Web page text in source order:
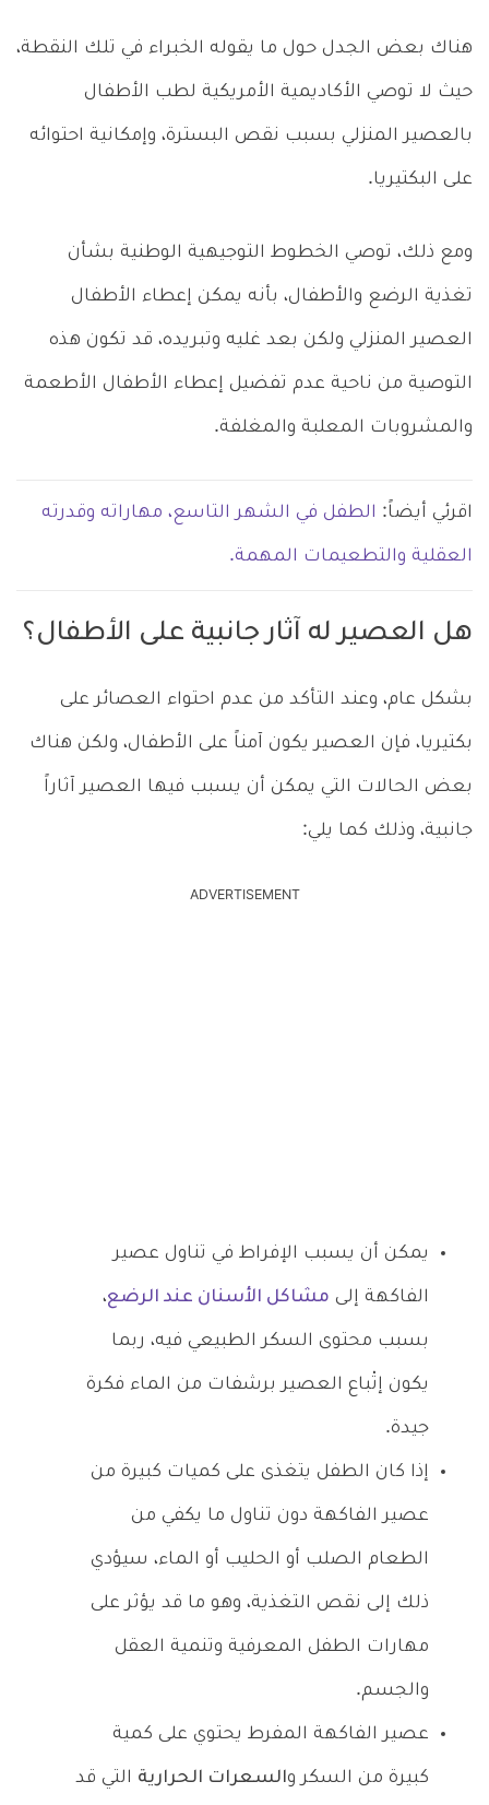
هناك بعض الجدل حول ما يقوله الخبراء في تلك النقطة،
حيث لا توصي الأكاديمية الأمريكية لطب الأطفال
بالعصير المنزلي بسبب نقص البسترة، وإمكانية احتوائه
على البكتيريا.
ومع ذلك، توصي الخطوط التوجيهية الوطنية بشأن
تغذية الرضع والأطفال، بأنه يمكن إعطاء الأطفال
العصير المنزلي ولكن بعد غليه وتبريده، قد تكون هذه
التوصية من ناحية عدم تفضيل إعطاء الأطفال الأطعمة
والمشروبات المعلبة والمغلفة.
اقرئي أيضاً: الطفل في الشهر التاسع، مهاراته وقدرته
العقلية والتطعيمات المهمة.
هل العصير له آثار جانبية على الأطفال؟
بشكل عام، وعند التأكد من عدم احتواء العصائر على
بكتيريا، فإن العصير يكون آمناً على الأطفال، ولكن هناك
بعض الحالات التي يمكن أن يسبب فيها العصير آثاراً
جانبية، وذلك كما يلي:
ADVERTISEMENT
يمكن أن يسبب الإفراط في تناول عصير
الفاكهة إلى مشاكل الأسنان عند الرضع،
بسبب محتوى السكر الطبيعي فيه، ربما
يكون إتْباع العصير برشفات من الماء فكرة
جيدة.
إذا كان الطفل يتغذى على كميات كبيرة من
عصير الفاكهة دون تناول ما يكفي من
الطعام الصلب أو الحليب أو الماء، سيؤدي
ذلك إلى نقص التغذية، وهو ما قد يؤثر على
مهارات الطفل المعرفية وتنمية العقل
والجسم.
عصير الفاكهة المفرط يحتوي على كمية
كبيرة من السكر والسعرات الحرارية التي قد